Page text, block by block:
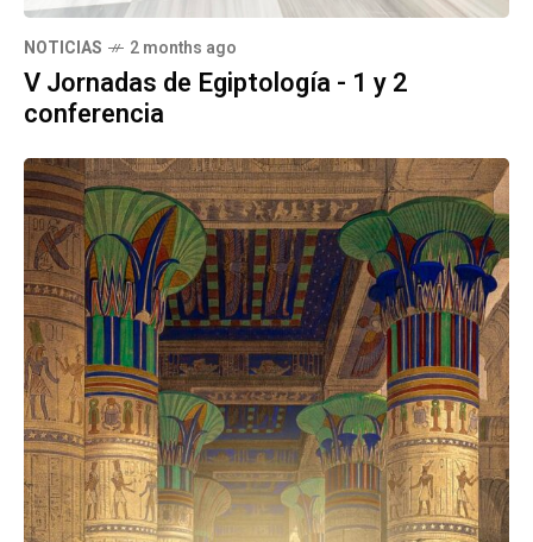
NOTICIAS 2 months ago
V Jornadas de Egiptología - 1 y 2
conferencia